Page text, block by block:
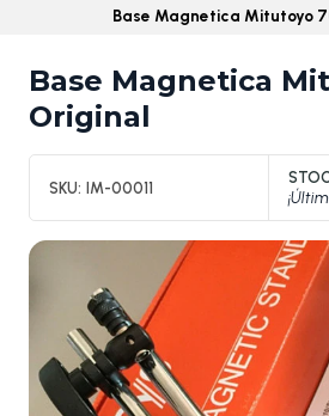
Base Magnetica Mitutoyo
Base Magnetica
Original
SKU: IM-00011